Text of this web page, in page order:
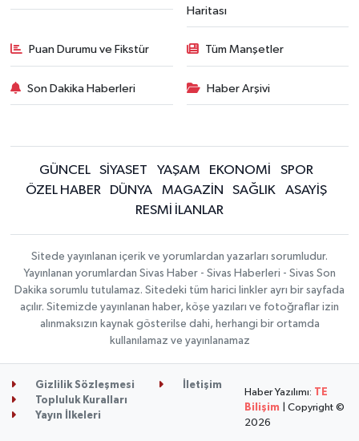
Haritası
Puan Durumu ve Fikstür Tüm Manşetler
Son Dakika Haberleri Haber Arşivi
GÜNCEL SİYASET YAŞAM EKONOMİ
SPOR
ÖZEL HABER
DÜNYA MAGAZİN SAĞLIK
ASAYİŞ
RESMİ İLANLAR
Sitede yayınlanan içerik ve yorumlardan yazarları sorumludur.
Yayınlanan yorumlardan Sivas Haber - Sivas Haberleri - Sivas Son
Dakika sorumlu tutulamaz. Sitedeki tüm harici linkler ayrı bir sayfada
açılır. Sitemizde yayınlanan haber, köşe yazıları ve fotoğraflar izin
alınmaksızın kaynak gösterilse dahi, herhangi bir ortamda
kullanılamaz ve yayınlanamaz
Gizlilik Sözleşmesi
İletişim
Topluluk Kuralları
Yayın İlkeleri
Haber Yazılımı: TE
Bilişim | Copyright ©
2026